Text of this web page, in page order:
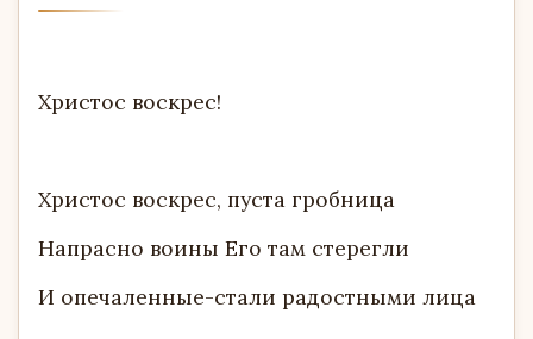
Христос воскрес!
Христос воскрес, пуста гробница
Напрасно воины Его там стерегли
И опечаленные-стали радостными лица